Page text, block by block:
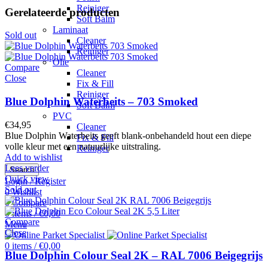
Reiniger
Soft Balm
Laminaat
Cleaner
Reiniger
Olie
Cleaner
Fix & Fill
Reiniger
Soft Balm
PVC
Cleaner
Fix & Fill
Reiniger
Search
Login / Register
0Wishlist
0 Compare
0items / €0,00
Menu
0 items / €0,00
Gerelateerde producten
Sold out
Compare
Close
Blue Dolphin Waterbeits – 703 Smoked
€34,95
Blue Dolphin Waterbeits geeft blank-onbehandeld hout een diepe
volle kleur met een natuurlijke uitstraling.
Add to wishlist
Lees verder
Quick view
Sold out
Compare
Close
Blue Dolphin Colour Seal 2K – RAL 7006 Beigegrijs